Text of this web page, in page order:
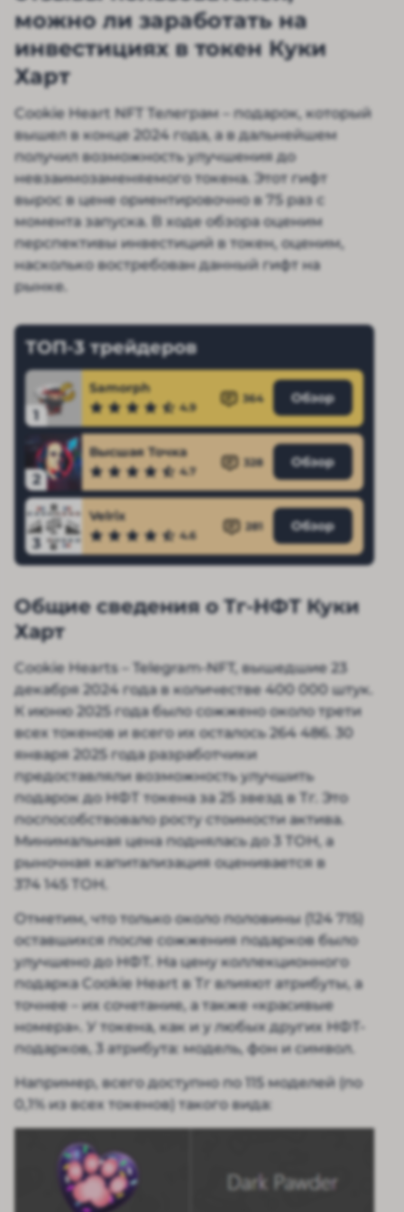
можно ли заработать на
инвестициях в токен Куки
Харт
Cookie Heart NFT Телеграм – подарок, который
вышел в конце 2024 года, а в дальнейшем
получил возможность улучшения до
невзаимозаменяемого токена. Этот гифт
вырос в цене ориентировочно в 75 раз с
момента запуска. В ходе обзора оценим
перспективы инвестиций в токен, оценим,
насколько востребован данный гифт на
рынке.
ТОП-3 трейдеров
1
Samorph
4.9
364 Обзор
2
Высшая Точка
4.7
328 Обзор
3
Velrix
4.6
281 Обзор
Общие сведения о Тг-НФТ Куки
Харт
Cookie Hearts – Telegram-NFT, вышедшие 23
декабря 2024 года в количестве 400 000 штук.
К июню 2025 года было сожжено около трети
всех токенов и всего их осталось 264 486. 30
января 2025 года разработчики
предоставляли возможность улучшить
подарок до НФТ токена за 25 звезд в Тг. Это
поспособствовало росту стоимости актива.
Минимальная цена поднялась до 3 ТОН, а
рыночная капитализация оценивается в
374 145 ТОН.
Отметим, что только около половины (124 715)
оставшихся после сожжения подарков было
улучшено до НФТ. На цену коллекционного
подарка Cookie Heart в Тг влияют атрибуты, а
точнее – их сочетание, а также «красивые
номера». У токена, как и у любых других НФТ-
подарков, 3 атрибута: модель, фон и символ.
Например, всего доступно по 115 моделей (по
0,1% из всех токенов) такого вида: